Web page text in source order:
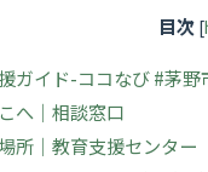
目次 [
ガイド-ココなび #茅野
へ｜相談窓口
所｜教育支援センター